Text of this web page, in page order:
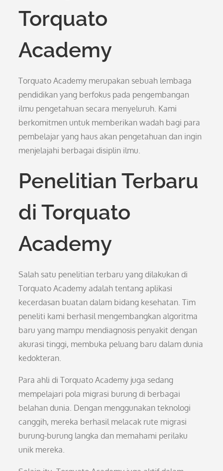
Torquato
Academy
Torquato Academy merupakan sebuah lembaga
pendidikan yang berfokus pada pengembangan
ilmu pengetahuan secara menyeluruh. Kami
berkomitmen untuk memberikan wadah bagi para
pembelajar yang haus akan pengetahuan dan ingin
menjelajahi berbagai disiplin ilmu.
Penelitian Terbaru
di Torquato
Academy
Salah satu penelitian terbaru yang dilakukan di
Torquato Academy adalah tentang aplikasi
kecerdasan buatan dalam bidang kesehatan. Tim
peneliti kami berhasil mengembangkan algoritma
baru yang mampu mendiagnosis penyakit dengan
akurasi tinggi, membuka peluang baru dalam dunia
kedokteran.
Para ahli di Torquato Academy juga sedang
mempelajari pola migrasi burung di berbagai
belahan dunia. Dengan menggunakan teknologi
canggih, mereka berhasil melacak rute migrasi
burung-burung langka dan memahami perilaku
unik mereka.